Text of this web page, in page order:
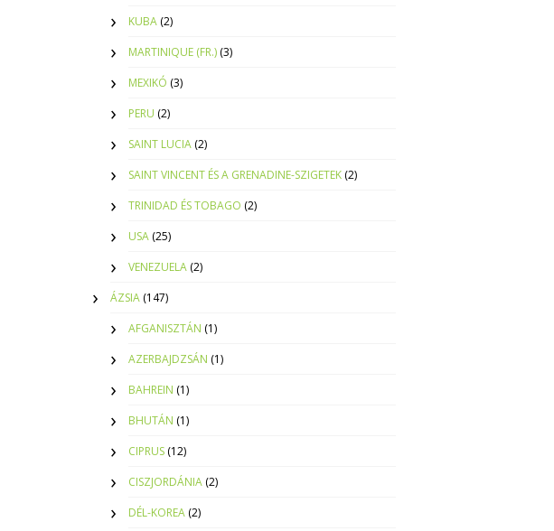
KUBA (2)
MARTINIQUE (FR.) (3)
MEXIKÓ (3)
PERU (2)
SAINT LUCIA (2)
SAINT VINCENT ÉS A GRENADINE-SZIGETEK (2)
TRINIDAD ÉS TOBAGO (2)
USA (25)
VENEZUELA (2)
ÁZSIA (147)
AFGANISZTÁN (1)
AZERBAJDZSÁN (1)
BAHREIN (1)
BHUTÁN (1)
CIPRUS (12)
CISZJORDÁNIA (2)
DÉL-KOREA (2)